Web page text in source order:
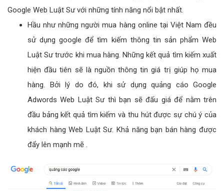
Google Web Luật Sư với những tính năng nổi bật nhất.
Hầu như những người mua hàng online tại Việt Nam đều
sử dụng google để tìm kiếm thông tin sản phẩm Web
Luật Sư trước khi mua hàng. Những kết quả tìm kiếm xuất
hiện đầu tiên sẽ là nguồn thông tin giá trị giúp họ mua
hàng. Bởi lý do đó, khi sử dụng quảng cáo Google
Adwords Web Luật Sư thì bạn sẽ đấu giá để nằm trên
đầu bảng kết quả tìm kiếm và thu hút được sự chú ý của
khách hàng Web Luật Sư. Khả năng bạn bán hàng được
đẩy lên mạnh mẽ .